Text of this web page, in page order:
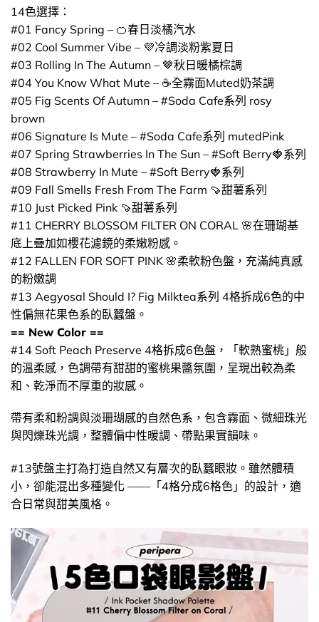
14色選擇：
#01 Fancy Spring – 🍊春日淡橘汽水
#02 Cool Summer Vibe – 💜冷調淡粉紫夏日
#03 Rolling In The Autumn – 🤎秋日暖橘棕調
#04 You Know What Mute – ☕全霧面Muted奶茶調
#05 Fig Scents Of Autumn – #Soda Cafe系列 rosy
brown
#06 Signature Is Mute – #Soda Cafe系列 mutedPink
#07 Spring Strawberries In The Sun – #Soft Berry🍓系列
#08 Strawberry In Mute – #Soft Berry🍓系列
#09 Fall Smells Fresh From The Farm 🍠甜薯系列
#10 Just Picked Pink 🍠甜薯系列
#11 CHERRY BLOSSOM FILTER ON CORAL 🌸在珊瑚基
底上疊加如櫻花濾鏡的柔嫩粉感。
#12 FALLEN FOR SOFT PINK 🌸柔軟粉色盤，充滿純真感
的粉嫩調
#13 Aegyosal Should I? Fig Milktea系列 4格拆成6色的中
性偏無花果色系的臥蠶盤。
== New Color ==
#14 Soft Peach Preserve 4格拆成6色盤，「軟熟蜜桃」般
的溫柔感，色調帶有甜甜的蜜桃果醬氛圍，呈現出較為柔
和、乾淨而不厚重的妝感。
帶有柔和粉調與淡珊瑚感的自然色系，包含霧面、微細珠光
與閃爍珠光調，整體偏中性暖調、帶點果實韻味。
#13號盤主打為打造自然又有層次的臥蠶眼妝。雖然體積
小，卻能混出多種變化 ——「4格分成6格色」的設計，適
合日常與甜美風格。